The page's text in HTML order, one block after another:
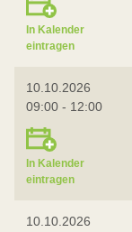
In Kalender
eintragen
10.10.2026
09:00 - 12:00
In Kalender
eintragen
10.10.2026